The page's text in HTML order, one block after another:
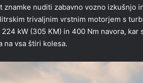
znamke nuditi zabavno vozno izkušnjo
trivaljnim vrstnim motorjem s
224 kW (305 KM) in 400 Nm navora,
na vsa štiri kolesa.